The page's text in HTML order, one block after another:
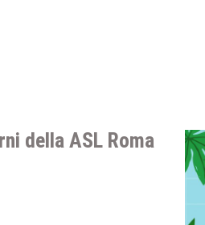
della ASL Roma